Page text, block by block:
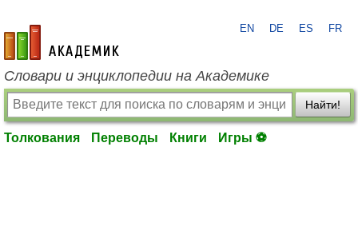
academic.ru
EN DE ES FR
Словари и энциклопедии на Академике
Найти!
Толкования Переводы Книги Игры ⚽